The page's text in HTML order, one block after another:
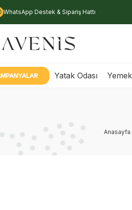
WhatsApp Destek & Sipariş Hattı
Yatak Odası
Anasayfa